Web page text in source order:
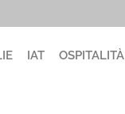
IAT OSPITALITÀ